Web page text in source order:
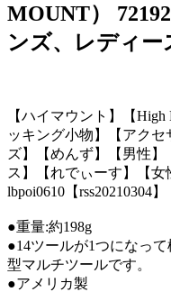
MOUNT）
ンズ、レディー
【ハイマウント】【
ッキング小物】【アクセ
ズ】【めんず】【男性】
ス】【れでぃーす】【女
lbpoi0610【rss20210304】
●重量:約198g
●14ツールが1つになっ
型マルチツールです。
●アメリカ製